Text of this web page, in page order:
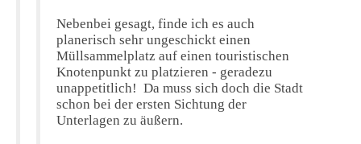
Nebenbei gesagt, finde ich es auch
planerisch sehr ungeschickt einen
Müllsammelplatz auf einen touristischen
Knotenpunkt zu platzieren - geradezu
unappetitlich! Da muss sich doch die Stadt
schon bei der ersten Sichtung der
Unterlagen zu äußern.